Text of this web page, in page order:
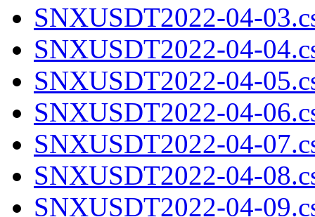
SNXUSDT2022-04-
SNXUSDT2022-04-
SNXUSDT2022-04-
SNXUSDT2022-04-
SNXUSDT2022-04-
SNXUSDT2022-04-
SNXUSDT2022-04-